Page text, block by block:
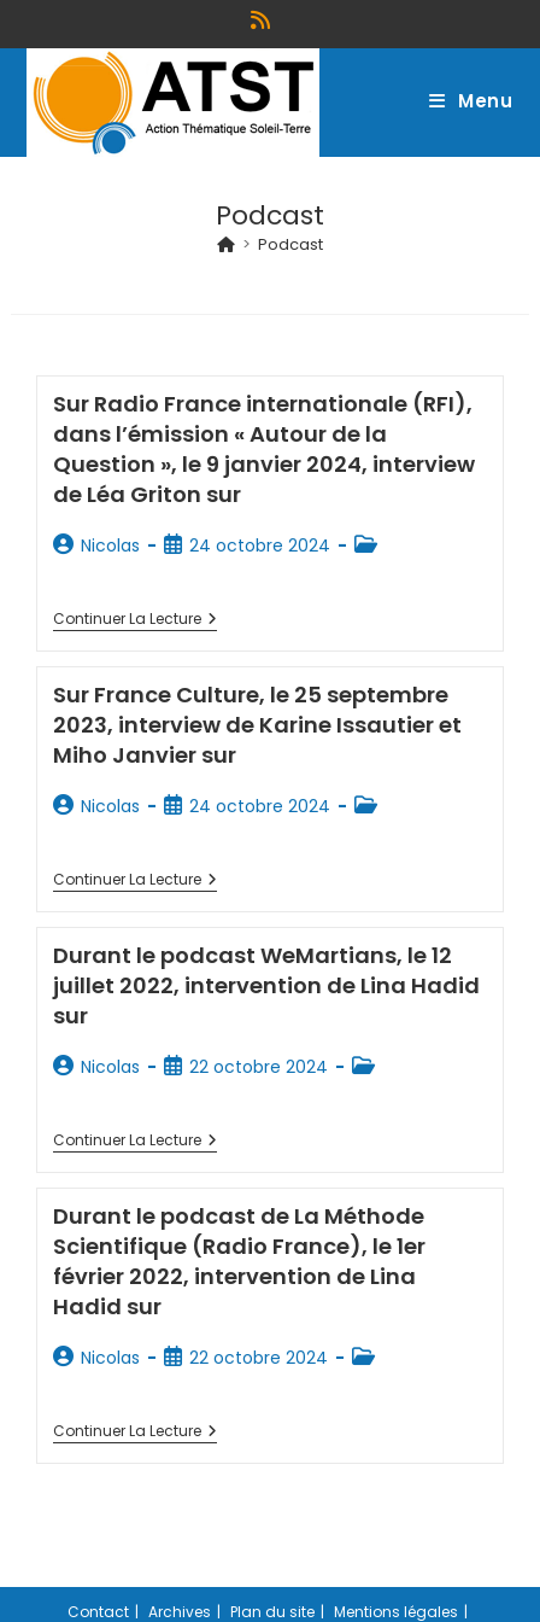
Menu
Podcast
> Podcast
Sur Radio France internationale (RFI),
dans l’émission « Autour de la
Question », le 9 janvier 2024, interview
de Léa Griton sur
Nicolas 24 octobre 2024
Continuer La Lecture
Sur France Culture, le 25 septembre
2023, interview de Karine Issautier et
Miho Janvier sur
Nicolas 24 octobre 2024
Continuer La Lecture
Durant le podcast WeMartians, le 12
juillet 2022, intervention de Lina Hadid
sur
Nicolas 22 octobre 2024
Continuer La Lecture
Durant le podcast de La Méthode
Scientifique (Radio France), le 1er
février 2022, intervention de Lina
Hadid sur
Nicolas 22 octobre 2024
Continuer La Lecture
Contact Archives Plan du site Mentions légales